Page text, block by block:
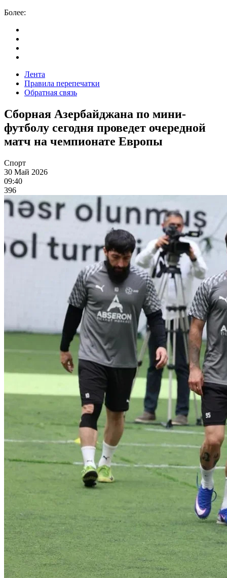
Более:
Лента
Правила перепечатки
Обратная связь
Сборная Азербайджана по мини-
футболу сегодня проведет очередной
матч на чемпионате Европы
Спорт
30 Май 2026
09:40
396